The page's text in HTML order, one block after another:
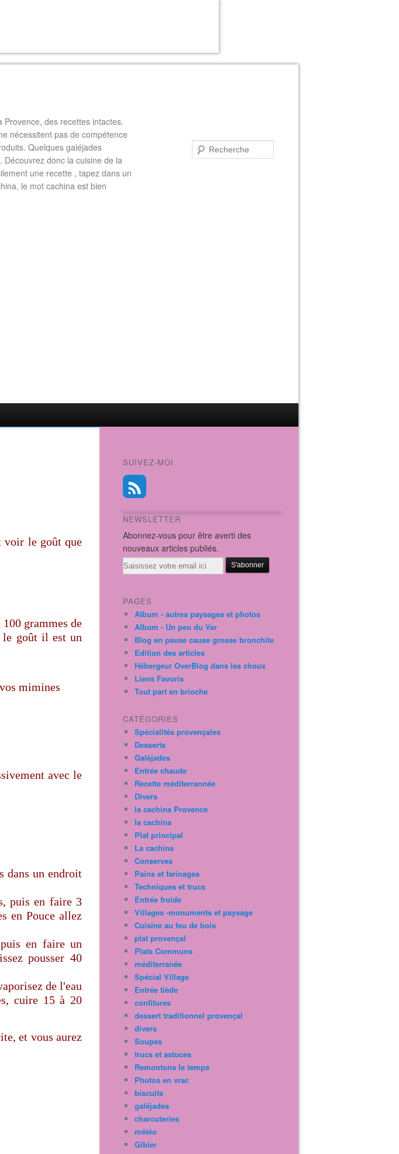
des recettes intactes.
nécessitent pas de compétence
Quelques galéjades
donc la cuisine de la
une recette , tapez dans un
le mot cachina est bien
voir le goût que
grammes de
le goût il est un
mimines
avec le
dans un endroit
puis en faire 3
en Pouce allez
en faire un
pousser 40
de l'eau
cuire 15 à 20
et vous aurez
SUIVEZ-MOI
NEWSLETTER
Abonnez-vous pour être averti des
nouveaux articles publiés.
Email
PAGES
Album - autres paysages et photos
Album - Un peu du Var
Blog en pause cause grosse bronchite
Edition des articles
Hébergeur OverBlog dans les choux
Liens Favoris
Tout part en brioche
CATÉGORIES
Spécialités provençales
Desserts
Galèjades
Entrée chaude
Recette méditerrannée
Divers
la cachina Provence
la cachina
Plat principal
La cachina
Conserves
Pains et farinages
Techniques et trucs
Entrée froide
Villages -monuments et paysage
Cuisine au feu de bois
plat provençal
Plats Communs
méditerranée
Spécial Village
Entrée tiède
confitures
dessert traditionnel provençal
divers
Soupes
trucs et astuces
Remontons le temps
Photos en vrac
biscuits
galéjades
charcuteries
météo
Gibier